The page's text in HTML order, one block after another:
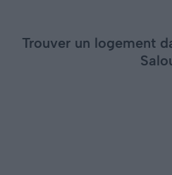
Trouver un logement